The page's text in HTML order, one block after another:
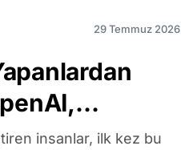
29 Temmuz 2026
ve
insanlar, ilk kez bu